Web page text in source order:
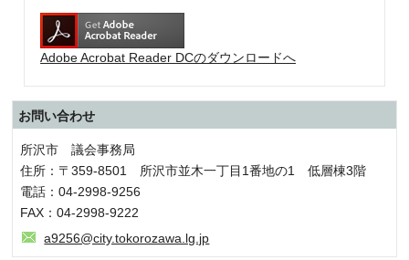
Adobe Acrobat Reader DCのダウンロードへ
お問い合わせ
所沢市 議会事務局
住所：〒359-8501 所沢市並木一丁目1番地の1 低層棟3階
電話：04-2998-9256
FAX：04-2998-9222
a9256@city.tokorozawa.lg.jp